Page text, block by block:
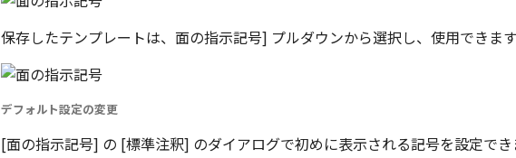
保存したテンプレートは、面の指示記号] プルダウンから選択し、使用できます
デフォルト設定の変更
[面の指示記号] の [標準注釈] のダイアログで初めに表示される記号を設定でき